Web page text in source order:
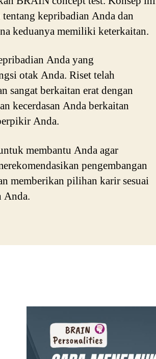
kepribadian Anda dan
keduanya memiliki keterkaitan.
Anda yang
otak Anda. Riset telah
sangat berkaitan erat dengan
kecerdasan Anda berkaitan
Anda.
membantu Anda agar
pengembangan
memberikan pilihan karir sesuai
Anda.